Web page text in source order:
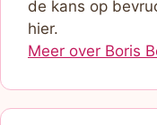
de kans op
hier.
Meer over Boris